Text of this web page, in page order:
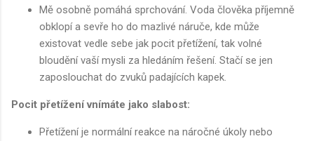
Mě osobně pomáhá sprchování. Voda člověka příjemně
obklopí a sevře ho do mazlivé náruče, kde může
existovat vedle sebe jak pocit přetížení, tak volné
bloudění vaší mysli za hledáním řešení. Stačí se jen
zaposlouchat do zvuků padajících kapek.
Pocit přetížení vnímáte jako slabost:
Přetížení je normální reakce na náročné úkoly nebo